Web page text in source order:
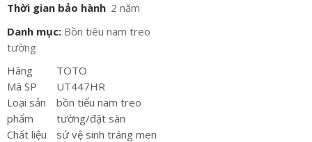
Thời gian bảo hành 2 năm
Danh mục: Bồn tiêu nam treo
tường
Hãng
TOTO
Mã SP
UT447HR
Loại sản
phẩm
bồn tiểu nam treo
tường/đặt sàn
Chất liệu
sứ vệ sinh tráng men